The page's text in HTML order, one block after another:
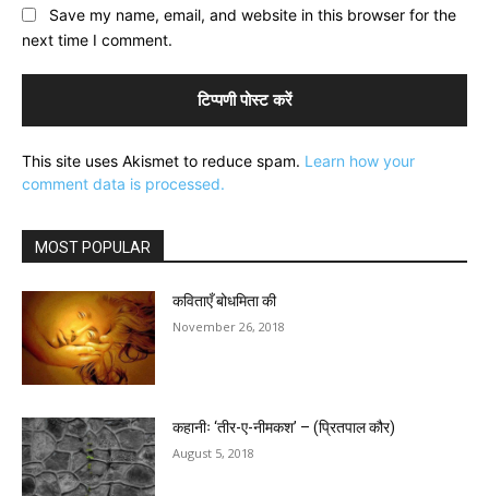
Save my name, email, and website in this browser for the
next time I comment.
This site uses Akismet to reduce spam. Learn how your
comment data is processed.
MOST POPULAR
कविताएँ बोधमिता की
November 26, 2018
कहानीः ‘तीर-ए-नीमकश’ – (प्रितपाल कौर)
August 5, 2018